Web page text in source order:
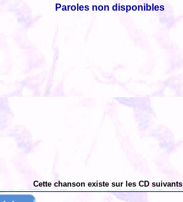
Paroles non disponibles
Cette chanson existe sur les CD